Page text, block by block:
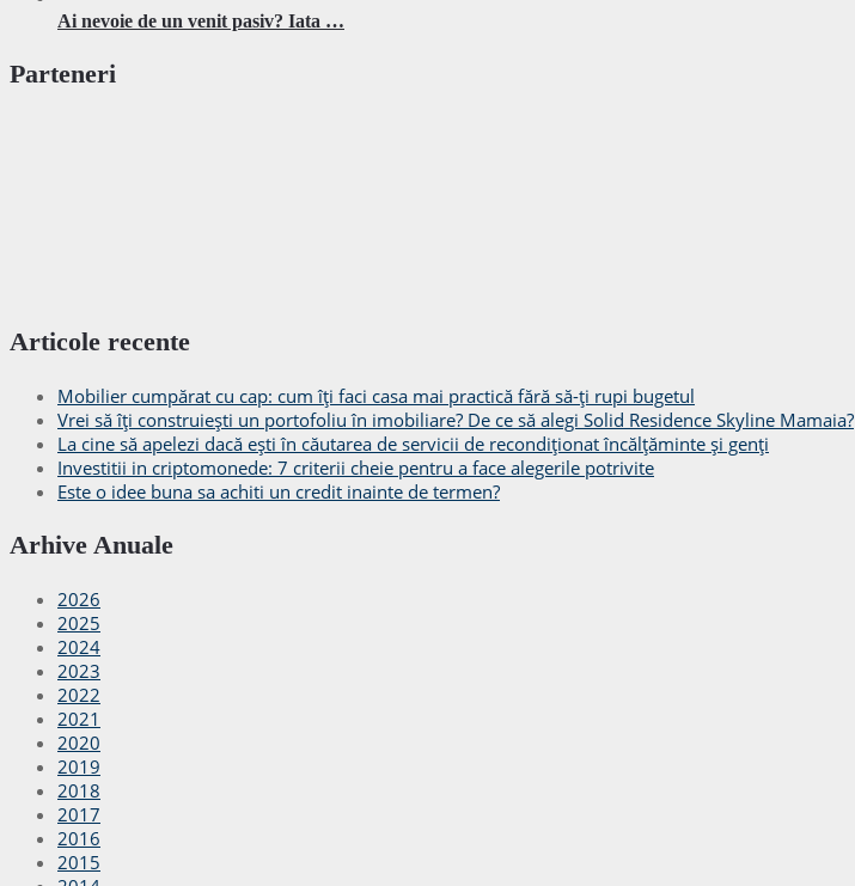
Ai nevoie de un venit pasiv? Iata …
Parteneri
Articole recente
Mobilier cumpărat cu cap: cum îți faci casa mai practică fără să-ți rupi bugetul
Vrei să îți construiești un portofoliu în imobiliare? De ce să alegi Solid Residence Skyline Mamaia?
La cine să apelezi dacă ești în căutarea de servicii de recondiționat încălțăminte și genți
Investitii in criptomonede: 7 criterii cheie pentru a face alegerile potrivite
Este o idee buna sa achiti un credit inainte de termen?
Arhive Anuale
2026
2025
2024
2023
2022
2021
2020
2019
2018
2017
2016
2015